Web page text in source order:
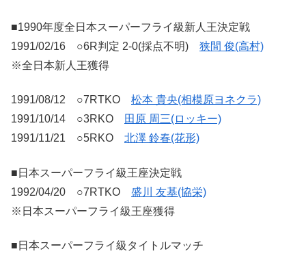
■1990年度全日本スーパーフライ級新人王決定戦
1991/02/16 ○6R判定 2-0(採点不明) 狭間 俊(高村)
※全日本新人王獲得
1991/08/12 ○7RTKO 松本 貴央(相模原ヨネクラ)
1991/10/14 ○3RKO
田原 周三(ロッキー)
1991/11/21 ○5RKO 北澤 鈴春(花形)
■日本スーパーフライ級王座決定戦
1992/04/20 ○7RTKO 盛川 友基(協栄)
※日本スーパーフライ級王座獲得
■日本スーパーフライ級タイトルマッチ